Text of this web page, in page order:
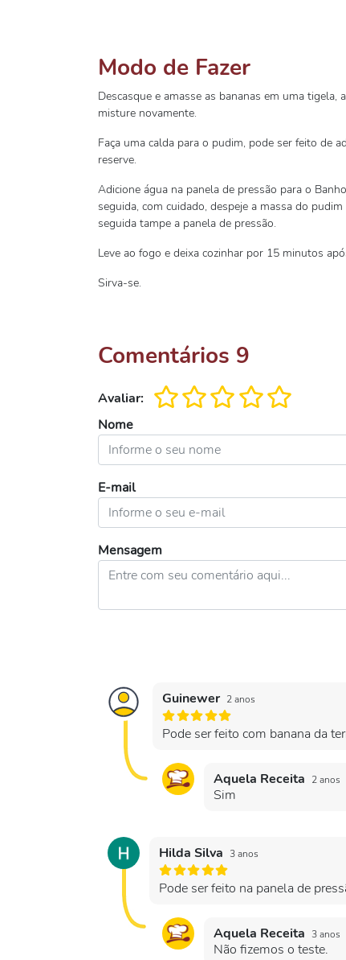
Modo de Fazer
Descasque e amasse as bananas em uma
misture novamente.
Faça uma calda para o pudim, pode ser feito de
reserve.
Adicione água na panela de pressão para o
seguida, com cuidado, despeje a massa do
seguida tampe a panela de pressão.
Leve ao fogo e deixa cozinhar por 15 minutos
Sirva-se.
Comentários 9
Avaliar:
Nome
E-mail
Mensagem
Guinewer 2 anos
Pode ser feito com banana da
Aquela Receita 2 anos
Sim
Hilda Silva 3 anos
Pode ser feito na panela de
Aquela Receita 3 anos
Não fizemos o teste.